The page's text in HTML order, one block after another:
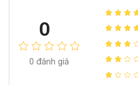
0
0 đánh giá